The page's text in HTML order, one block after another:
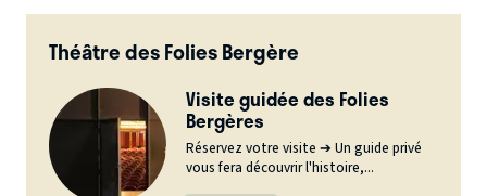
Théâtre des Folies Bergère
Visite guidée des Folies
Bergères
Réservez votre visite ➔ Un guide privé
vous fera découvrir l'histoire,...